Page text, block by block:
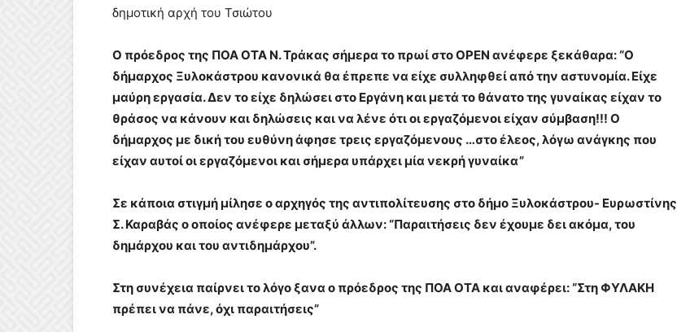
δημοτική αρχή του Τσιώτου
Ο πρόεδρος της ΠΟΑ ΟΤΑ Ν. Τράκας σήμερα το πρωί στο OPEN ανέφερε ξεκάθαρα: “Ο
δήμαρχος Ξυλοκάστρου κανονικά θα έπρεπε να είχε συλληφθεί από την αστυνομία. Είχε
μαύρη εργασία. Δεν το είχε δηλώσει στο Εργάνη και μετά το θάνατο της γυναίκας είχαν το
θράσος να κάνουν και δηλώσεις και να λένε ότι οι εργαζόμενοι είχαν σύμβαση!!! Ο
δήμαρχος με δική του ευθύνη άφησε τρεις εργαζόμενους …στο έλεος, λόγω ανάγκης που
είχαν αυτοί οι εργαζόμενοι και σήμερα υπάρχει μία νεκρή γυναίκα”
Σε κάποια στιγμή μίλησε ο αρχηγός της αντιπολίτευσης στο δήμο Ξυλοκάστρου- Ευρωστίνης
Σ. Καραβάς ο οποίος ανέφερε μεταξύ άλλων: “Παραιτήσεις δεν έχουμε δει ακόμα, του
δημάρχου και του αντιδημάρχου”.
Στη συνέχεια παίρνει το λόγο ξανα ο πρόεδρος της ΠΟΑ ΟΤΑ και αναφέρει: “Στη ΦΥΛΑΚΗ
πρέπει να πάνε, όχι παραιτήσεις”